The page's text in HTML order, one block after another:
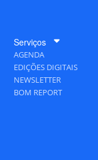
Serviços
AGENDA
EDIÇÕES DIGITAIS
NEWSLETTER
BOM REPORT